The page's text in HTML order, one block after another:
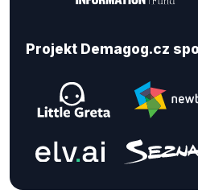
Projekt Demagog.cz